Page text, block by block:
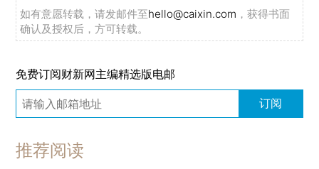
如有意愿转载，请发邮件至hello@caixin.com ，获得书面
确认及授权后，方可转载。
免费订阅财新网主编精选版电邮
订阅
推荐阅读